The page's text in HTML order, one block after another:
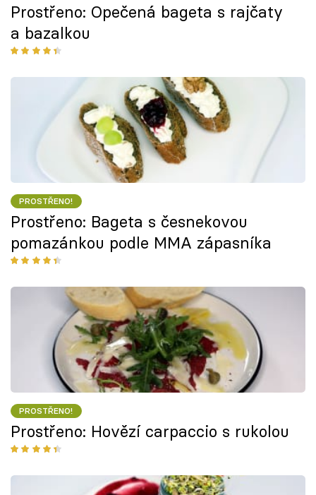
Prostřeno: Opečená bageta s rajčaty
a bazalkou
PROSTŘENO!
Prostřeno: Bageta s česnekovou
pomazánkou podle MMA zápasníka
PROSTŘENO!
Prostřeno: Hovězí carpaccio s rukolou